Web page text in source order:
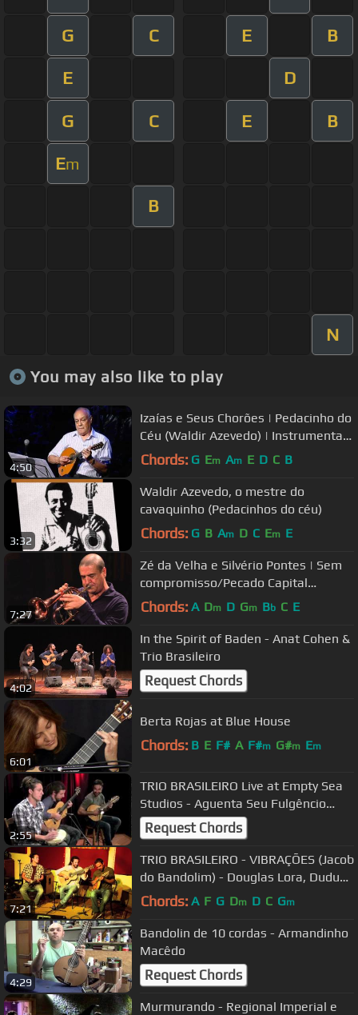
G C E B
E D
G C E B
Em
B
N
You may also like to play
4:50
Izaías e Seus Chorões | Pedacinho do
Céu (Waldir Azevedo) | Instrumental
Sesc Brasil
Chords: G Em Am E D C B
3:32
Waldir Azevedo, o mestre do
cavaquinho (Pedacinhos do céu)
Chords: G B Am D C Em E
7:27
Zé da Velha e Silvério Pontes | Sem
compromisso/Pecado Capital
(Geraldo Pereira / Paulinho da Viola)
Chords: A Dm D Gm Bb C E
4:02
In the Spirit of Baden - Anat Cohen &
Trio Brasileiro
Request Chords
6:01
Berta Rojas at Blue House
Chords: B E F# A F#m G#m Em
2:55
TRIO BRASILEIRO Live at Empty Sea
Studios - Aguenta Seu Fulgêncio
(Jacob do Bandolim)
Request Chords
7:21
TRIO BRASILEIRO - VIBRAÇÕES (Jacob
do Bandolim) - Douglas Lora, Dudu
Maia & Alexandre Lora
Chords: A F G Dm D C Gm
4:29
Bandolin de 10 cordas - Armandinho
Macêdo
Request Chords
Murmurando - Regional Imperial e